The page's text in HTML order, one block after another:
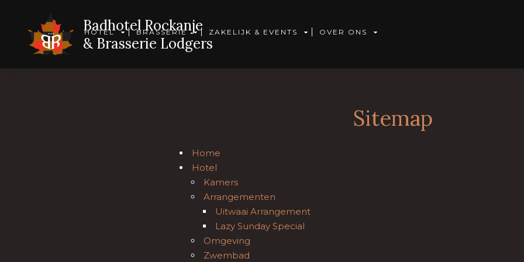
Badhotel Rockanje
& Brasserie Lodgers
HOTEL BRASSERIE ZAKELIJK & EVENTS OVER ONS
Sitemap
Home
Hotel
Kamers
Arrangementen
Uitwaai Arrangement
Lazy Sunday Special
Omgeving
Zwembad